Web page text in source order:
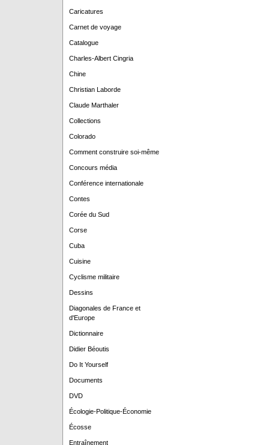
Caricatures
Carnet de voyage
Catalogue
Charles-Albert Cingria
Chine
Christian Laborde
Claude Marthaler
Collections
Colorado
Comment construire soi-même
Concours média
Conférence internationale
Contes
Corée du Sud
Corse
Cuba
Cuisine
Cyclisme militaire
Dessins
Diagonales de France et
d'Europe
Dictionnaire
Didier Béoutis
Do It Yourself
Documents
DVD
Écologie-Politique-Économie
Écosse
Entraînement